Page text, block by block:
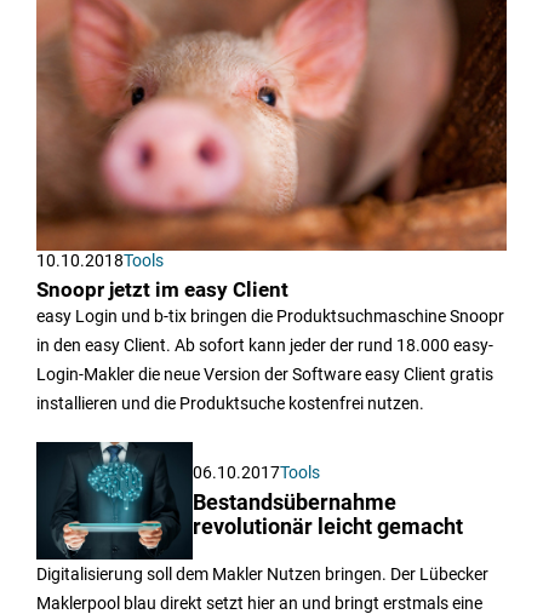
10.10.2018Tools
Snoopr jetzt im easy Client
easy Login und b-tix bringen die Produktsuchmaschine Snoopr
in den easy Client. Ab sofort kann jeder der rund 18.000 easy-
Login-Makler die neue Version der Software easy Client gratis
installieren und die Produktsuche kostenfrei nutzen.
06.10.2017Tools
Bestandsübernahme
revolutionär leicht gemacht
Digitalisierung soll dem Makler Nutzen bringen. Der Lübecker
Maklerpool blau direkt setzt hier an und bringt erstmals eine